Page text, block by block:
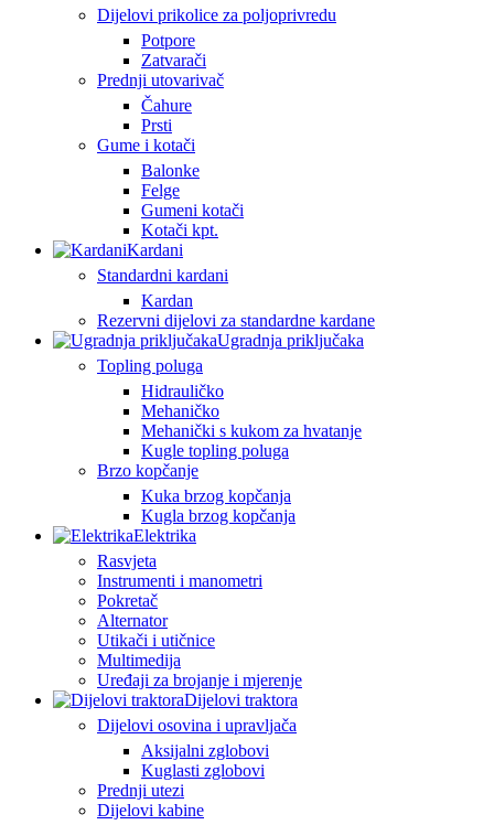
Dijelovi prikolice za poljoprivredu
Potpore
Zatvarači
Prednji utovarivač
Čahure
Prsti
Gume i kotači
Balonke
Felge
Gumeni kotači
Kotači kpt.
Kardani
Standardni kardani
Kardan
Rezervni dijelovi za standardne kardane
Ugradnja priključaka
Topling poluga
Hidrauličko
Mehaničko
Mehanički s kukom za hvatanje
Kugle topling poluga
Brzo kopčanje
Kuka brzog kopčanja
Kugla brzog kopčanja
Elektrika
Rasvjeta
Instrumenti i manometri
Pokretač
Alternator
Utikači i utičnice
Multimedija
Uređaji za brojanje i mjerenje
Dijelovi traktora
Dijelovi osovina i upravljača
Aksijalni zglobovi
Kuglasti zglobovi
Prednji utezi
Dijelovi kabine